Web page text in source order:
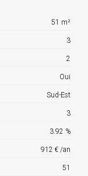
51 m²
3
2
Oui
Sud-Est
3
3.92 %
912 € /an
51